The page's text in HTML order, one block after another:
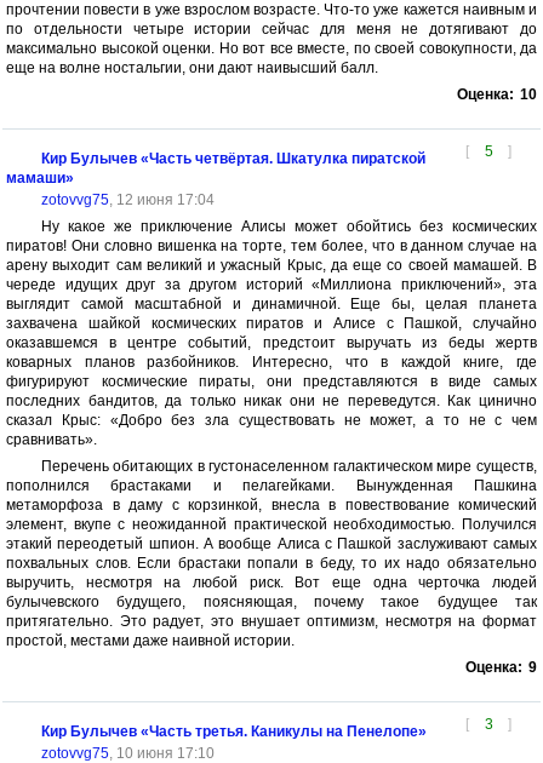
прочтении повести в уже взрослом возрасте. Что-то уже кажется наивным и
по отдельности четыре истории сейчас для меня не дотягивают до
максимально высокой оценки. Но вот все вместе, по своей совокупности, да
еще на волне ностальгии, они дают наивысший балл.
Оценка: 10
[ 5 ]
Кир Булычев «Часть четвёртая. Шкатулка пиратской
мамаши»
zotovvg75, 12 июня 17:04
Ну какое же приключение Алисы может обойтись без космических
пиратов! Они словно вишенка на торте, тем более, что в данном случае на
арену выходит сам великий и ужасный Крыс, да еще со своей мамашей. В
череде идущих друг за другом историй «Миллиона приключений», эта
выглядит самой масштабной и динамичной. Еще бы, целая планета
захвачена шайкой космических пиратов и Алисе с Пашкой, случайно
оказавшемся в центре событий, предстоит выручать из беды жертв
коварных планов разбойников. Интересно, что в каждой книге, где
фигурируют космические пираты, они представляются в виде самых
последних бандитов, да только никак они не переведутся. Как цинично
сказал Крыс: «Добро без зла существовать не может, а то не с чем
сравнивать».
Перечень обитающих в густонаселенном галактическом мире существ,
пополнился брастаками и пелагейками. Вынужденная Пашкина
метаморфоза в даму с корзинкой, внесла в повествование комический
элемент, вкупе с неожиданной практической необходимостью. Получился
этакий переодетый шпион. А вообще Алиса с Пашкой заслуживают самых
похвальных слов. Если брастаки попали в беду, то их надо обязательно
выручить, несмотря на любой риск. Вот еще одна черточка людей
булычевского будущего, поясняющая, почему такое будущее так
притягательно. Это радует, это внушает оптимизм, несмотря на формат
простой, местами даже наивной истории.
Оценка: 9
[ 3 ]
Кир Булычев «Часть третья. Каникулы на Пенелопе»
zotovvg75, 10 июня 17:10